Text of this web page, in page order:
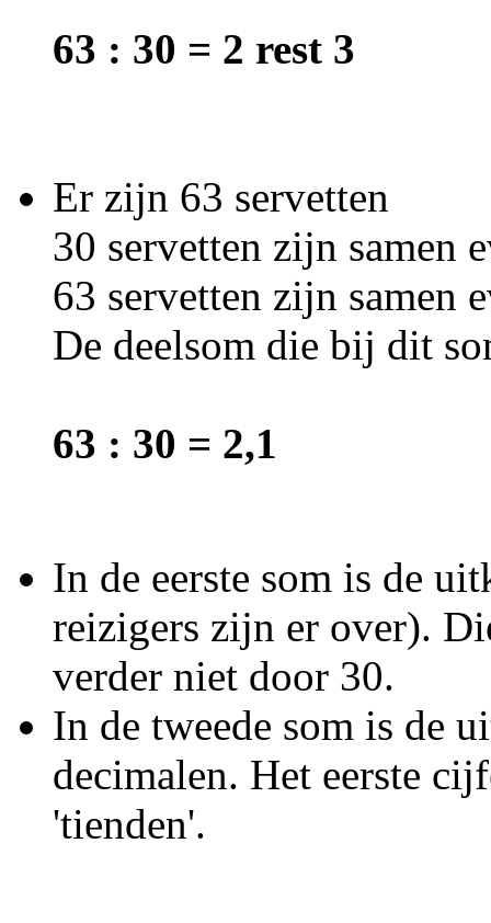
63 : 30 = 2 rest 3
Er zijn 63 servetten
30 servetten zijn samen
63 servetten zijn samen
De deelsom die bij dit
63 : 30 = 2,1
In de eerste som is de
reizigers zijn er over).
verder niet door 30.
In de tweede som is de
decimalen. Het eerste
'tienden'.